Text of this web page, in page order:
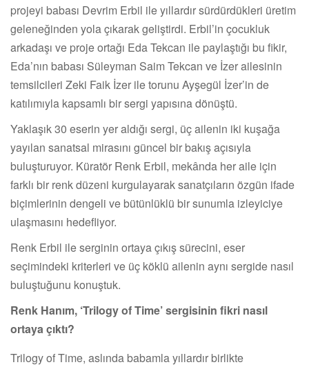
projeyi babası Devrim Erbil ile yıllardır sürdürdükleri üretim
geleneğinden yola çıkarak geliştirdi. Erbil’in çocukluk
arkadaşı ve proje ortağı Eda Tekcan ile paylaştığı bu fikir,
Eda’nın babası Süleyman Saim Tekcan ve İzer ailesinin
temsilcileri Zeki Faik İzer ile torunu Ayşegül İzer’in de
katılımıyla kapsamlı bir sergi yapısına dönüştü.
Yaklaşık 30 eserin yer aldığı sergi, üç ailenin iki kuşağa
yayılan sanatsal mirasını güncel bir bakış açısıyla
buluşturuyor. Küratör Renk Erbil, mekânda her aile için
farklı bir renk düzeni kurgulayarak sanatçıların özgün ifade
biçimlerinin dengeli ve bütünlüklü bir sunumla izleyiciye
ulaşmasını hedefliyor.
Renk Erbil ile serginin ortaya çıkış sürecini, eser
seçimindeki kriterleri ve üç köklü ailenin aynı sergide nasıl
buluştuğunu konuştuk.
Renk Hanım, ‘Trilogy of Time’ sergisinin fikri nasıl
ortaya çıktı?
Trilogy of Time, aslında babamla yıllardır birlikte